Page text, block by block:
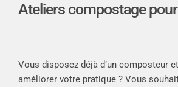
Ateliers compostage
Vous disposez déjà d’un composteur
améliorer votre pratique ? Vous